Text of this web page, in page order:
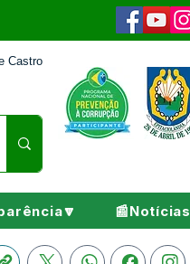
Castro
📰Notícias